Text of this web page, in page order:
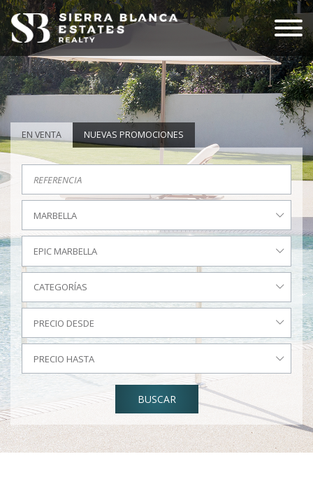
EN VENTA NUEVAS PROMOCIONES
MARBELLA
EPIC MARBELLA
CATEGORÍAS
PRECIO DESDE
PRECIO HASTA
BUSCAR